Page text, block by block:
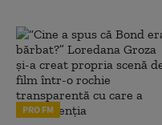
PRO FM